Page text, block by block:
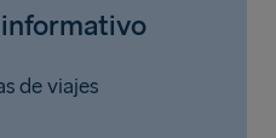
de viajes